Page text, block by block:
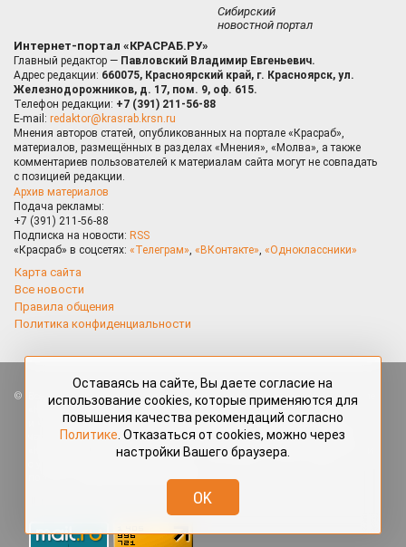
Сибирский
новостной портал
Интернет-портал «КРАСРАБ.РУ»
Главный редактор — Павловский Владимир Евгеньевич.
Адрес редакции: 660075, Красноярский край, г. Красноярск, ул.
Железнодорожников, д. 17, пом. 9, оф. 615.
Телефон редакции: +7 (391) 211-56-88
E-mail: redaktor@krasrab.krsn.ru
Мнения авторов статей, опубликованных на портале «Красраб»,
материалов, размещённых в разделах «Мнения», «Молва», а также
комментариев пользователей к материалам сайта могут не совпадать
с позицией редакции.
Архив материалов
Подача рекламы:
+7 (391) 211-56-88
Подписка на новости: RSS
«Красраб» в соцсетях: «Телеграм», «ВКонтакте», «Одноклассники»
Карта сайта
Все новости
Правила общения
Политика конфиденциальности
Все права защищены. Любые материалы, размещённые на портале
«Красраб.ру» сотрудниками редакции, нештатными авторами
и читателями, являются объектами авторского права. Полное или
частичное использование материалов, размещённых на портале
«Красраб.ру», допускается только с письменного согласия редакции
redaktor@krasrab.krsn.ru.
Оставаясь на сайте, Вы даете согласие на
использование cookies, которые применяются для
повышения качества рекомендаций согласно
Политике . Отказаться от cookies, можно через
настройки Вашего браузера.
OK